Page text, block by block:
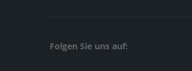
Folgen Sie uns auf: